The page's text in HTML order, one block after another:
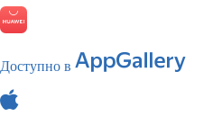
Доступно в